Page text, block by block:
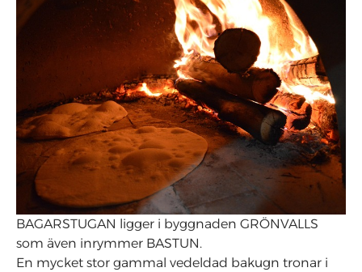
BAGARSTUGAN ligger i byggnaden GRÖNVALLS
som även inrymmer BASTUN.
En mycket stor gammal vedeldad bakugn tronar i